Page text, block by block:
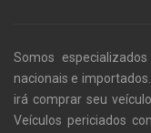
Somos
nacionais e
irá comprar seu
Veículos periciados